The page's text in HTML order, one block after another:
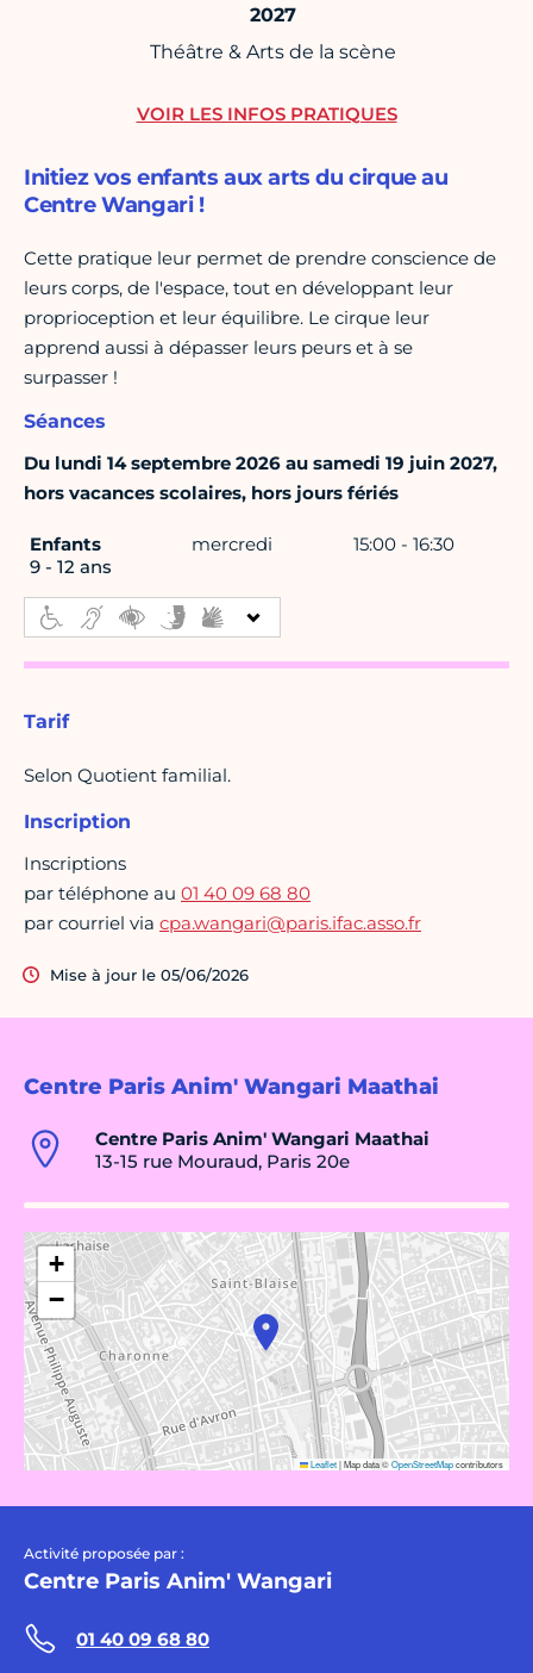
2027
Théâtre & Arts de la scène
Centre Paris Anim' Wangari Maathai
Centre Paris Anim' Wangari Maathai
13-15 rue Mouraud, Paris 20e
+
−
Leaflet|Map data ©OpenStreetMapcontributors
Activité proposée par :
Centre Paris Anim' Wangari
01 40 09 68 80
Initiez vos enfants aux arts du cirque au
Centre Wangari !
Cette pratique leur permet de prendre conscience de
leurs corps, de l'espace, tout en développant leur
proprioception et leur équilibre. Le cirque leur
apprend aussi à dépasser leurs peurs et à se
surpasser !
Séances
Du lundi 14 septembre 2026 au samedi 19 juin 2027,
hors vacances scolaires, hors jours fériés
Enfants
9 - 12 ans
mercredi 15:00 - 16:30
Tarif
Selon Quotient familial.
Inscription
Inscriptions
par téléphone au 01 40 09 68 80
par courriel via cpa.wangari@paris.ifac.asso.fr
Mise à jour le 05/06/2026
VOIR LES INFOS PRATIQUES